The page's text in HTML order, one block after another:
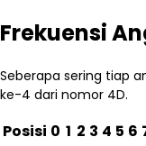
Frekuensi
Seberapa sering tiap
ke-4 dari nomor 4D.
Posisi 0 1 2 3 4 5 6